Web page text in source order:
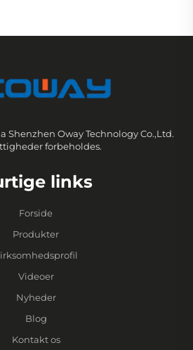
Shenzhen Oway Technology Co.,Ltd.
forbeholdes.
links
Forside
Produkter
Videoer
Nyheder
Blog
Kontakt os